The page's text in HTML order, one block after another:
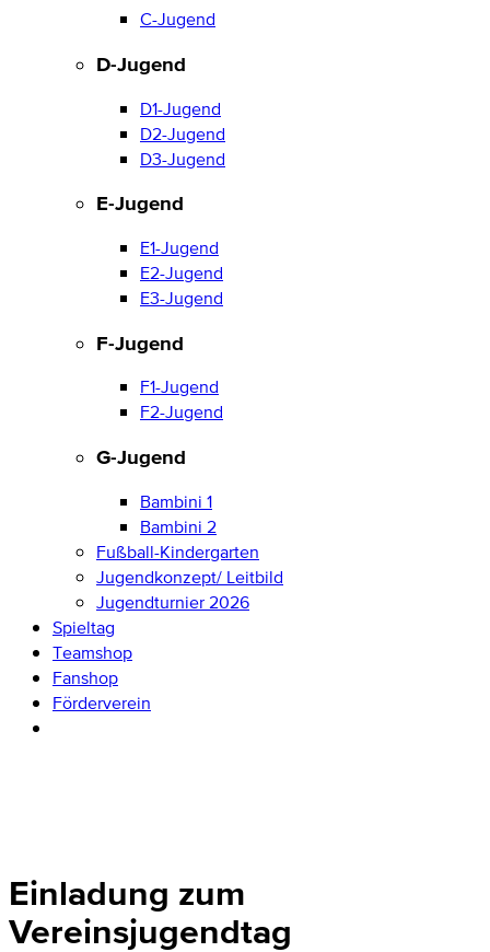
C-Jugend
D-Jugend
D1-Jugend
D2-Jugend
D3-Jugend
E-Jugend
E1-Jugend
E2-Jugend
E3-Jugend
F-Jugend
F1-Jugend
F2-Jugend
G-Jugend
Bambini 1
Bambini 2
Fußball-Kindergarten
Jugendkonzept/ Leitbild
Jugendturnier 2026
Spieltag
Teamshop
Fanshop
Förderverein
Einladung zum
Vereinsjugendtag